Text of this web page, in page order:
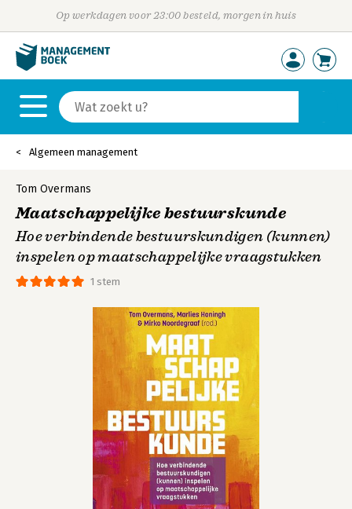
Op werkdagen voor 23:00 besteld, morgen in huis
Algemeen management
1 stem
Tom Overmans
Maatschappelijke bestuurskunde
Hoe verbindende bestuurskundigen (kunnen)
inspelen op maatschappelijke vraagstukken